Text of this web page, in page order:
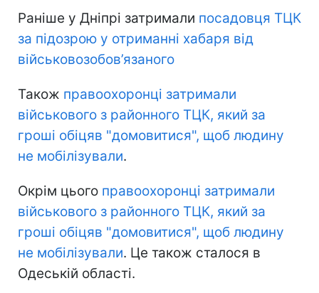
Раніше у Дніпрі затримали посадовця ТЦК
за підозрою у отриманні хабаря від
військовозобов’язаного
Також правоохоронці затримали
військового з районного ТЦК, який за
гроші обіцяв "домовитися", щоб людину
не мобілізували.
Окрім цього правоохоронці затримали
військового з районного ТЦК, який за
гроші обіцяв "домовитися", щоб людину
не мобілізували. Це також сталося в
Одеській області.